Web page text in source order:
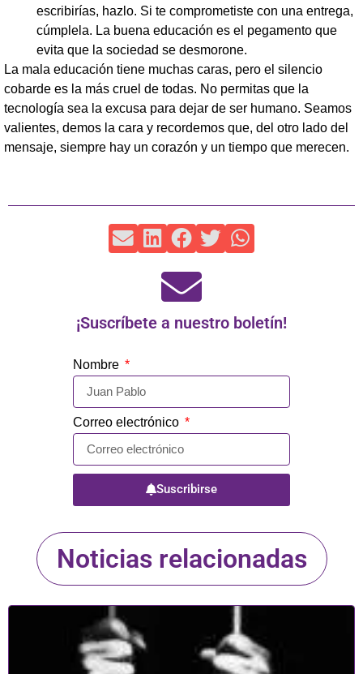
escribirías, hazlo. Si te comprometiste con una entrega,
cúmplela. La buena educación es el pegamento que
evita que la sociedad se desmorone.
La mala educación tiene muchas caras, pero el silencio
cobarde es la más cruel de todas. No permitas que la
tecnología sea la excusa para dejar de ser humano. Seamos
valientes, demos la cara y recordemos que, del otro lado del
mensaje, siempre hay un corazón y un tiempo que merecen.
¡Suscríbete a nuestro boletín!
Nombre
Correo electrónico
Suscribirse
Noticias relacionadas